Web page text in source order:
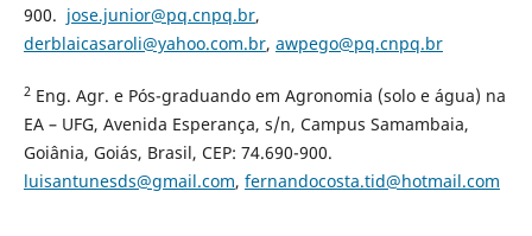
900. jose.junior@pq.cnpq.br,
derblaicasaroli@yahoo.com.br, awpego@pq.cnpq.br
2Eng. Agr. e Pós-graduando em Agronomia (solo e água) na
EA – UFG, Avenida Esperança, s/n, Campus Samambaia,
Goiânia, Goiás, Brasil, CEP: 74.690-900.
luisantunesds@gmail.com, fernandocosta.tid@hotmail.com